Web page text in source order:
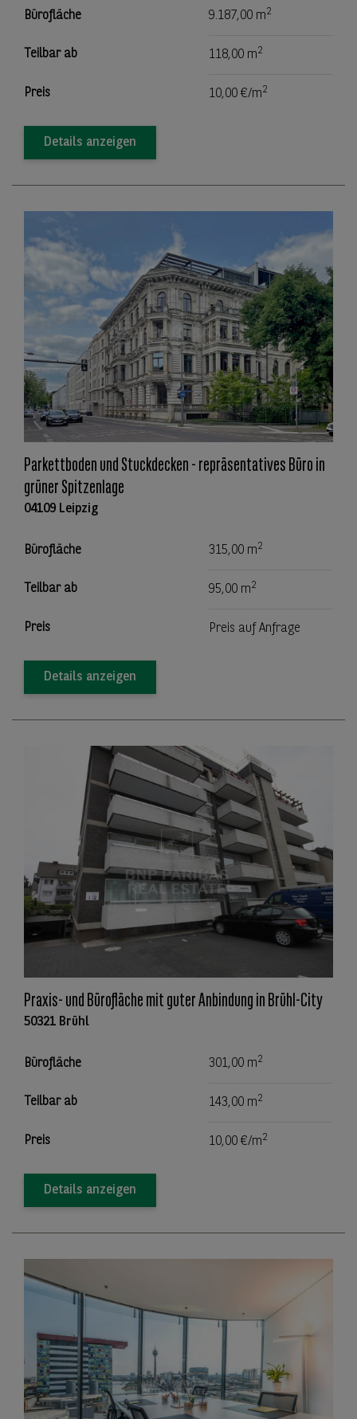
Bürofläche 9.187,00 m2
Teilbar ab 118,00 m2
Preis 10,00 €/m2
Details anzeigen
Parkettboden und Stuckdecken - repräsentatives Büro in
grüner Spitzenlage
04109 Leipzig
Bürofläche 315,00 m2
Teilbar ab 95,00 m2
Preis Preis auf Anfrage
Details anzeigen
Praxis- und Bürofläche mit guter Anbindung in Brühl-City
50321 Brühl
Bürofläche 301,00 m2
Teilbar ab 143,00 m2
Preis 10,00 €/m2
Details anzeigen